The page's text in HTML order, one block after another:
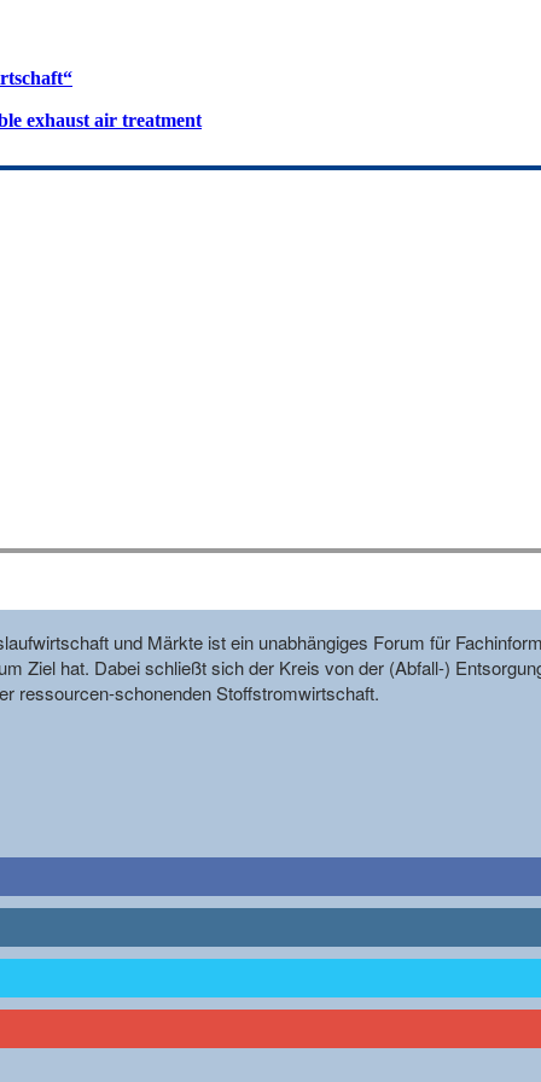
exhaust air treatment
und Märkte ist ein unabhängiges Forum für
Ziel hat. Dabei schließt sich der Kreis von der (Abfall-)
ressourcen-schonenden Stoffstromwirtschaft.